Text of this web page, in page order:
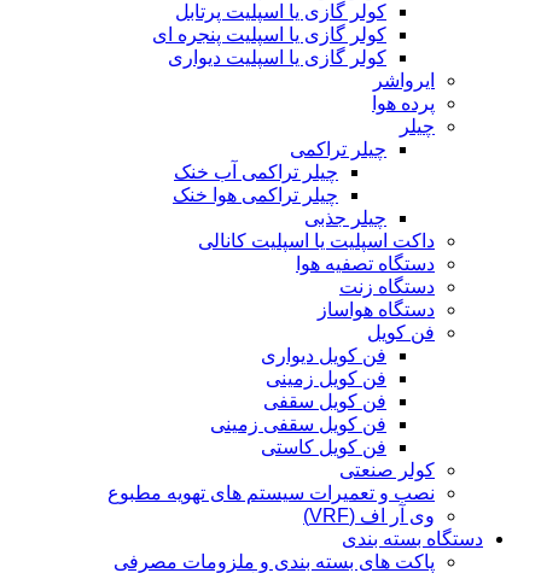
کولر گازی یا اسپلیت پرتابل
کولر گازی یا اسپلیت پنجره ای
کولر گازی یا اسپلیت دیواری
ایرواشر
پرده هوا
چیلر
چیلر تراکمی
چیلر تراکمی آب خنک
چیلر تراکمی هوا خنک
چیلر جذبی
داکت اسپلیت یا اسپلیت کانالی
دستگاه تصفیه هوا
دستگاه زنت
دستگاه هواساز
فن کویل
فن کویل دیواری
فن کویل زمینی
فن کویل سقفی
فن کویل سقفی زمینی
فن کویل کاستی
کولر صنعتی
نصب و تعمیرات سیستم های تهویه مطبوع
وی آر اف (VRF)
دستگاه بسته بندی
پاکت های بسته بندی و ملزومات مصرفی